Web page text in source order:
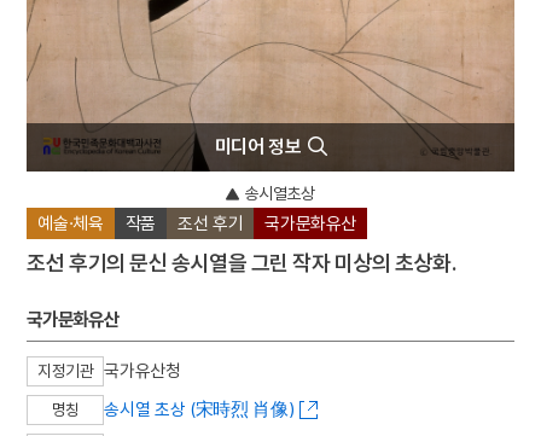
예술·체육 작품 조선 후기 국가문화유산
조선 후기의 문신 송시열을 그린 작자 미상의 초상화.
국가문화유산
지정기관 국가유산청
명칭 송시열 초상 (宋時烈 肖像)
미디어 정보
송시열초상